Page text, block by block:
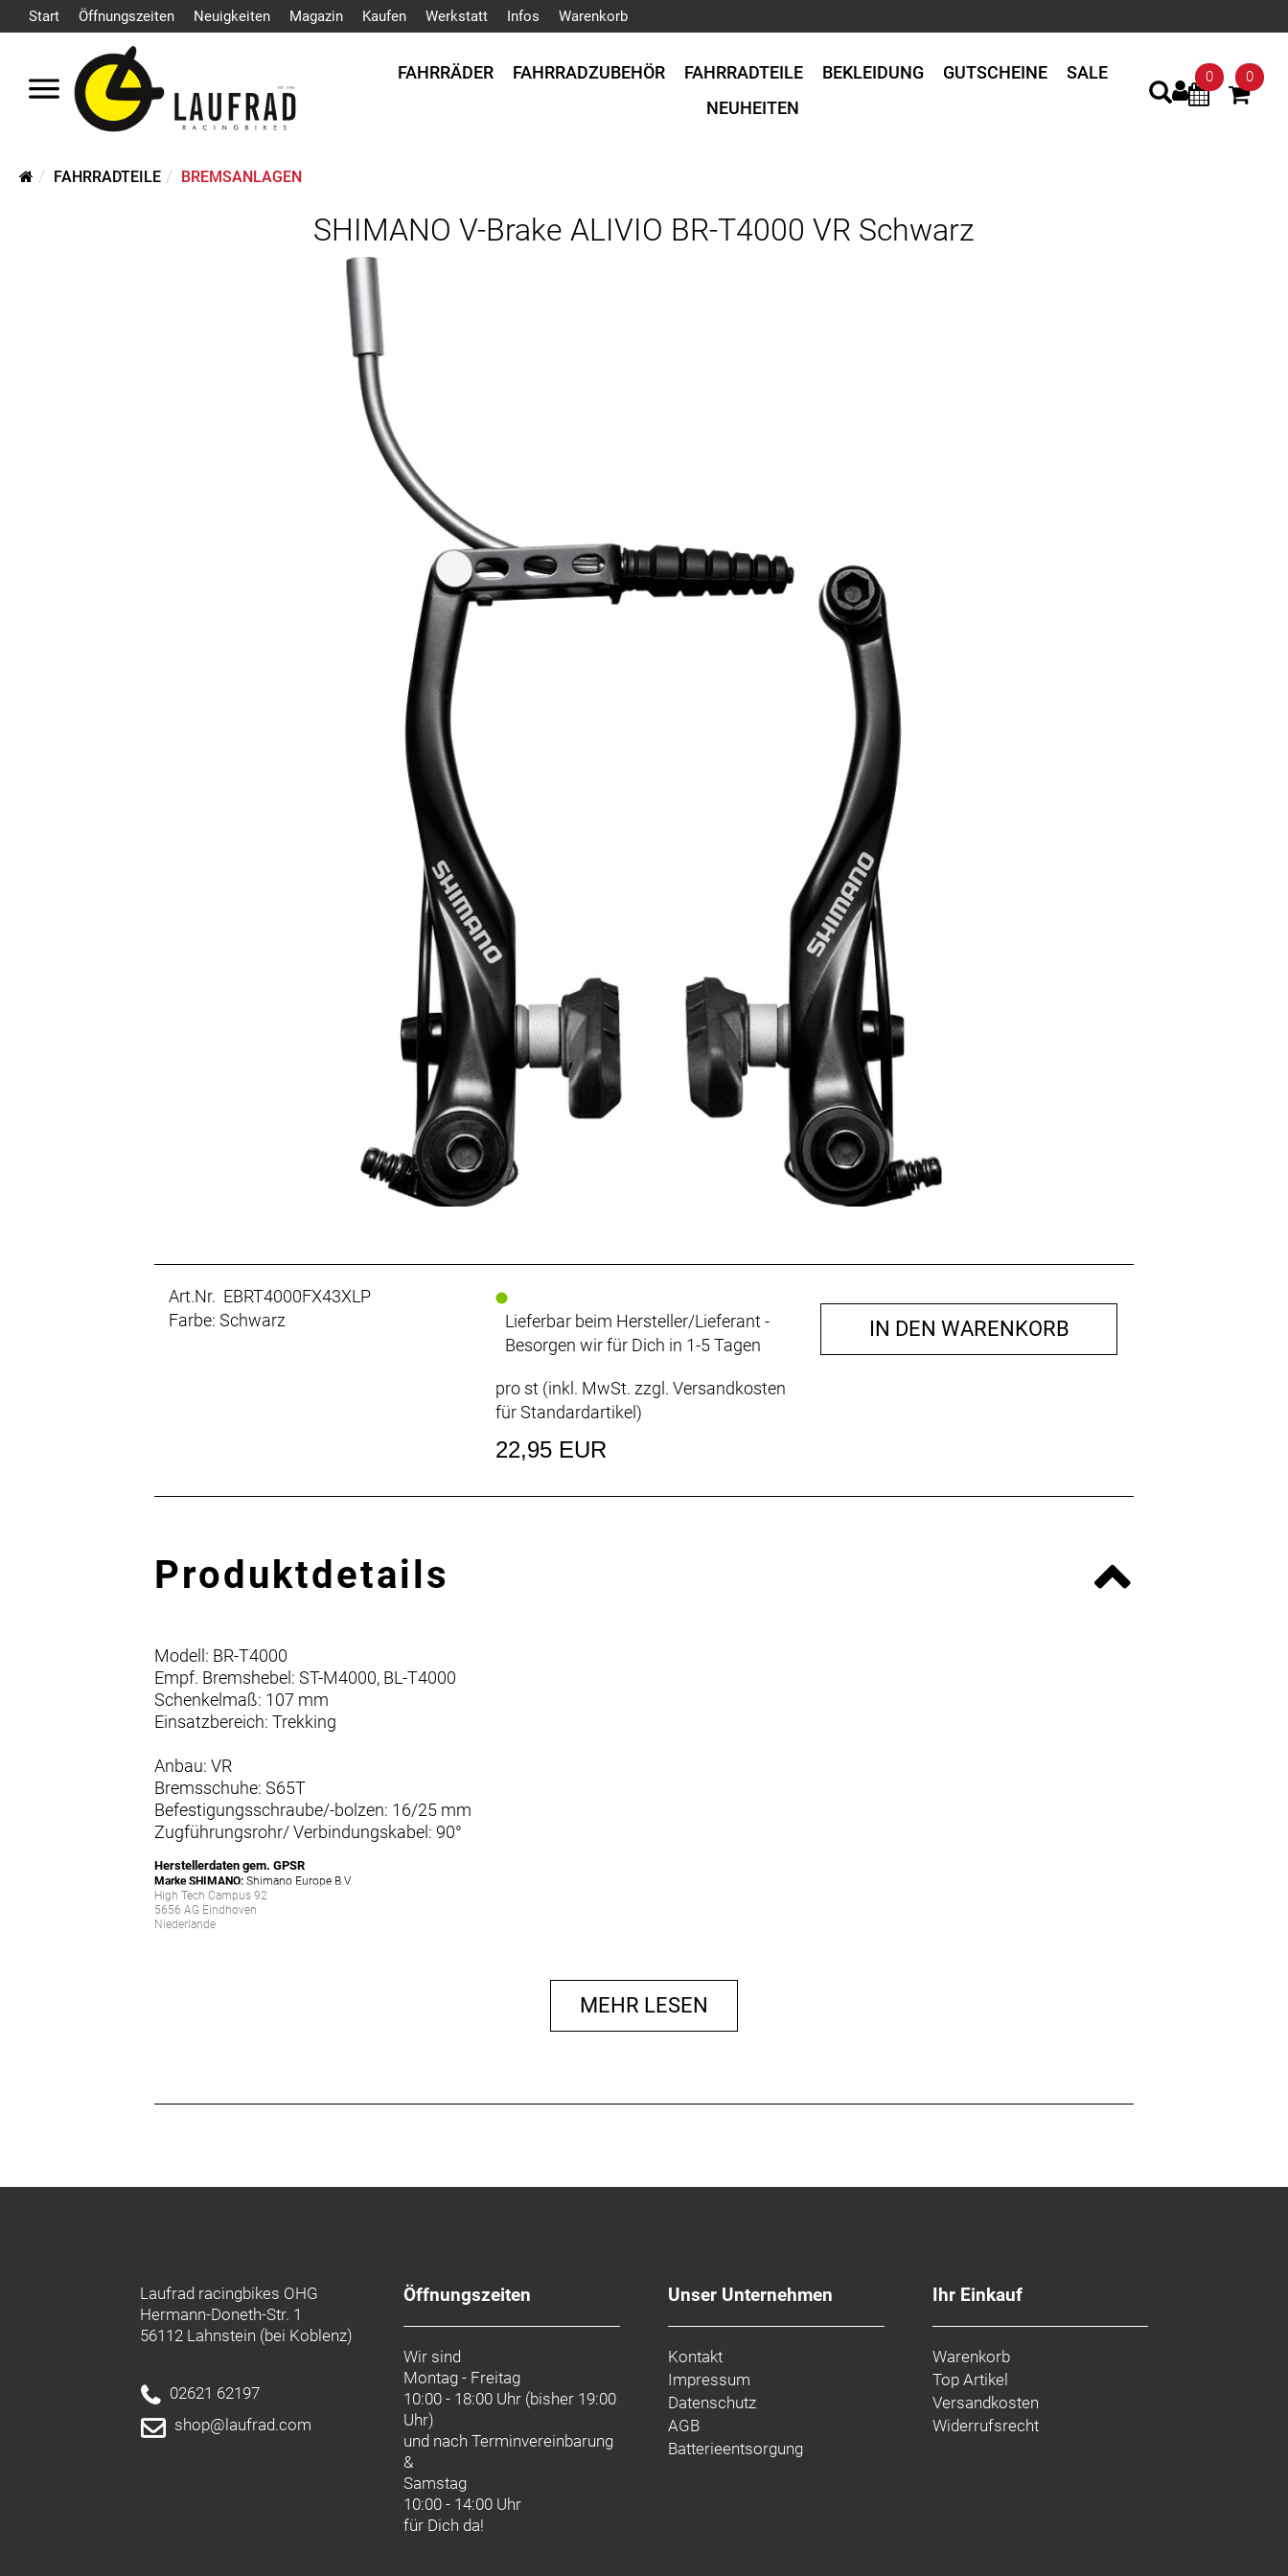
Start Öffnungszeiten Neuigkeiten Magazin Kaufen Werkstatt Infos Warenkorb
FAHRRÄDER FAHRRADZUBEHÖR FAHRRADTEILE BEKLEIDUNG GUTSCHEINE
SALE
NEUHEITEN
0 0
FAHRRADTEILE BREMSANLAGEN
SHIMANO V-Brake ALIVIO BR-T4000 VR Schwarz
Art.Nr. EBRT4000FX43XLP
Farbe: Schwarz
Lieferbar beim Hersteller/Lieferant -
Besorgen wir für Dich in 1-5 Tagen
pro st (inkl. MwSt. zzgl. Versandkosten
für Standardartikel)
22,95 EUR
IN DEN WARENKORB
Produktdetails
Modell: BR-T4000
Empf. Bremshebel: ST-M4000, BL-T4000
Schenkelmaß: 107 mm
Einsatzbereich: Trekking
Anbau: VR
Bremsschuhe: S65T
Befestigungsschraube/-bolzen: 16/25 mm
Zugführungsrohr/ Verbindungskabel: 90°
Herstellerdaten gem. GPSR
Marke SHIMANO: Shimano Europe B.V.
High Tech Campus 92
5656 AG Eindhoven
Niederlande
MEHR LESEN
Laufrad racingbikes OHG
Hermann-Doneth-Str. 1
56112 Lahnstein (bei Koblenz)
02621 62197
shop@laufrad.com
Öffnungszeiten
Wir sind
Montag - Freitag
10:00 - 18:00 Uhr (bisher 19:00
Uhr)
und nachTerminvereinbarung
&
Samstag
10:00 - 14:00 Uhr
für Dich da!
Unser Unternehmen
Kontakt
Impressum
Datenschutz
AGB
Batterieentsorgung
Ihr Einkauf
Warenkorb
Top Artikel
Versandkosten
Widerrufsrecht